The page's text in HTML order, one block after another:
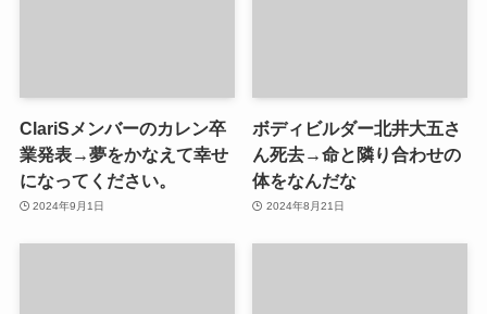
ClariSメンバーのカレン卒
業発表→夢をかなえて幸せ
になってください。
2024年9月1日
ボディビルダー北井大五さ
ん死去→命と隣り合わせの
体をなんだな
2024年8月21日